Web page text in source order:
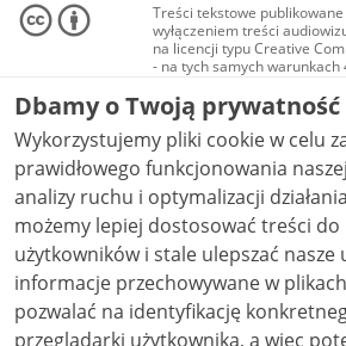
Treści tekstowe
wyłączeniem treści
na licencji typu Creative
- na tych samych warunkach
Materiały audiowizualne, w
audio i wideo, są
Creative Commons: uznanie
niekomercyjne - bez utworów
NC-ND 4.0), o ile nie jest to
Dbamy o Twoją prywatność
Wykorzystujemy pliki cookie w celu
prawidłowego funkcjonowania
analizy ruchu i optymalizacji działania strony.
możemy lepiej dostosować treści
użytkowników i stale ulepszać nasze usługi.
informacje przechowywane w
pozwalać na identyfikację
przeglądarki użytkownika, a więc